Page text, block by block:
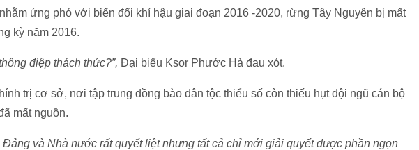
ứng phó với biến đổi khí hậu giai đoạn 2016 -2020, rừng Tây Nguyên bị mất
kỳ năm 2016.
điệp thách thức?”, Đại biểu Ksor Phước Hà đau xót.
trị cơ sở, nơi tập trung đồng bào dân tộc thiểu số còn thiếu hụt đội ngũ cán bộ
mất nguồn.
và Nhà nước rất quyết liệt nhưng tất cả chỉ mới giải quyết được phần ngọn